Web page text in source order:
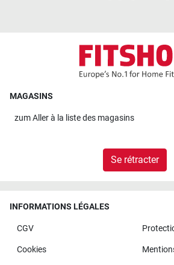
MAGASINS
zumAller à la liste des magasins
Se rétracter
INFORMATIONS LÉGALES
CGV
Cookies